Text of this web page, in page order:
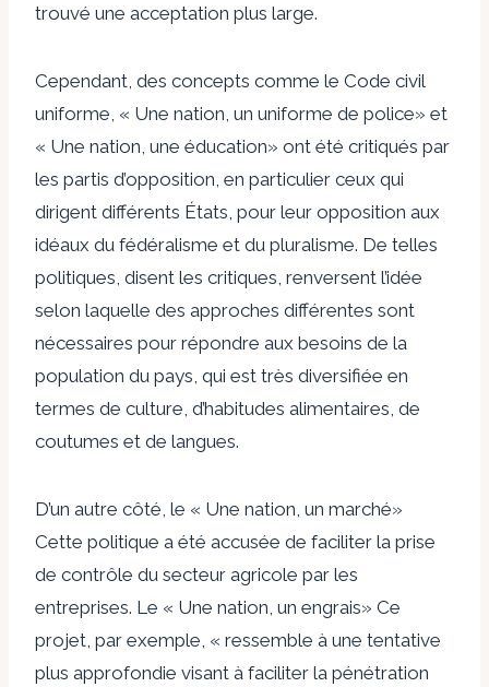
trouvé une acceptation plus large.
Cependant, des concepts comme le Code civil
uniforme, « Une nation, un uniforme de police» et
« Une nation, une éducation» ont été critiqués par
les partis d’opposition, en particulier ceux qui
dirigent différents États, pour leur opposition aux
idéaux du fédéralisme et du pluralisme. De telles
politiques, disent les critiques, renversent l’idée
selon laquelle des approches différentes sont
nécessaires pour répondre aux besoins de la
population du pays, qui est très diversifiée en
termes de culture, d’habitudes alimentaires, de
coutumes et de langues.
D’un autre côté, le « Une nation, un marché»
Cette politique a été accusée de faciliter la prise
de contrôle du secteur agricole par les
entreprises. Le « Une nation, un engrais» Ce
projet, par exemple, « ressemble à une tentative
plus approfondie visant à faciliter la pénétration